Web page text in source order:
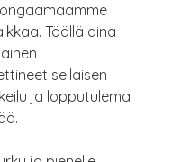
Täällä aina
sellaisen
ja lopputulema